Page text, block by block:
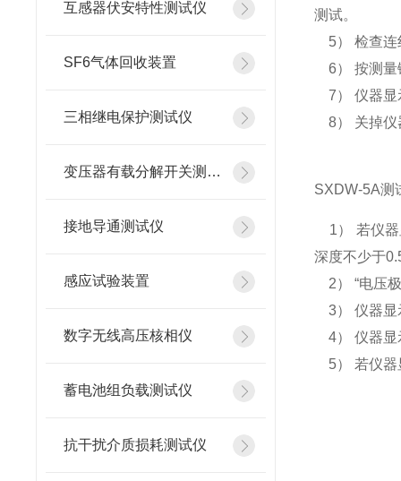
互感器伏安特性测试仪
SF6气体回收装置
三相继电保护测试仪
变压器有载分解开关测试仪
接地导通测试仪
感应试验装置
数字无线高压核相仪
蓄电池组负载测试仪
抗干扰介质损耗测试仪
测试。
5） 检查连
6） 按测量
7） 仪器显
8） 关掉仪
SXDW-5A测
1） 若仪器
深度不少于
2） “电压
3） 仪器显
4） 仪器显
5） 若仪器